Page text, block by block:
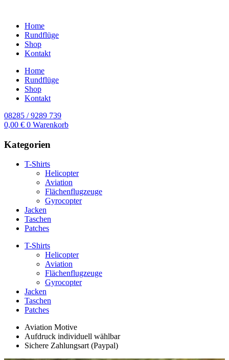
Home
Rundflüge
Shop
Kontakt
Home
Rundflüge
Shop
Kontakt
08285 / 9289 739
0,00 € 0 Warenkorb
Kategorien
T-Shirts
Helicopter
Aviation
Flächenflugzeuge
Gyrocopter
Jacken
Taschen
Patches
T-Shirts
Helicopter
Aviation
Flächenflugzeuge
Gyrocopter
Jacken
Taschen
Patches
Aviation Motive
Aufdruck individuell wählbar
Sichere Zahlungsart (Paypal)